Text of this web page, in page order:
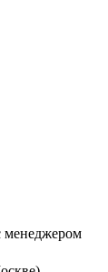
менеджером